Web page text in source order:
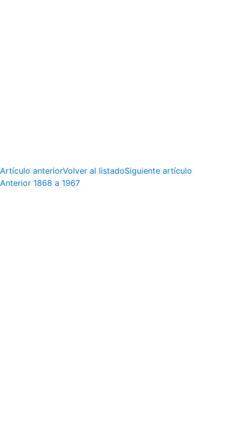
Artículo anteriorVolver al listadoSiguiente artículo
Anterior 1868 a 1967